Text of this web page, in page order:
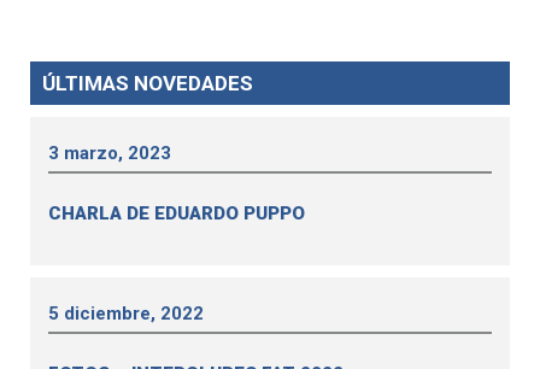
ÚLTIMAS NOVEDADES
3 marzo, 2023
CHARLA DE EDUARDO PUPPO
5 diciembre, 2022